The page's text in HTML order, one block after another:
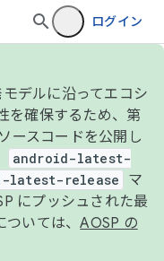
ログイン
デルに沿ってエコシ
を確保するため、第
ースコードを公開し
android-latest-
latest-release
マ
にプッシュされた最
ついては、AOSP の